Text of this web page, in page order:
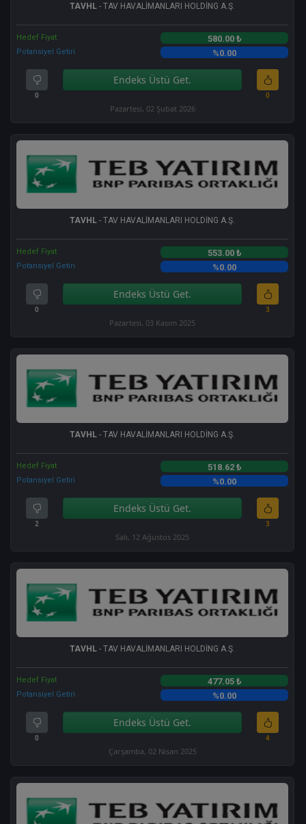
TAVHL - TAV HAVALİMANLARI HOLDİNG A.Ş.
Hedef Fiyat 580.00 ₺
Potansiyel Getiri %0.00
0
Endeks Üstü Get.
0
Pazartesi, 02 Şubat 2026
TAVHL - TAV HAVALİMANLARI HOLDİNG A.Ş.
Hedef Fiyat 553.00 ₺
Potansiyel Getiri %0.00
0
Endeks Üstü Get.
3
Pazartesi, 03 Kasım 2025
TAVHL - TAV HAVALİMANLARI HOLDİNG A.Ş.
Hedef Fiyat 518.62 ₺
Potansiyel Getiri %0.00
2
Endeks Üstü Get.
3
Salı, 12 Ağustos 2025
TAVHL - TAV HAVALİMANLARI HOLDİNG A.Ş.
Hedef Fiyat 477.05 ₺
Potansiyel Getiri %0.00
0
Endeks Üstü Get.
4
Çarşamba, 02 Nisan 2025